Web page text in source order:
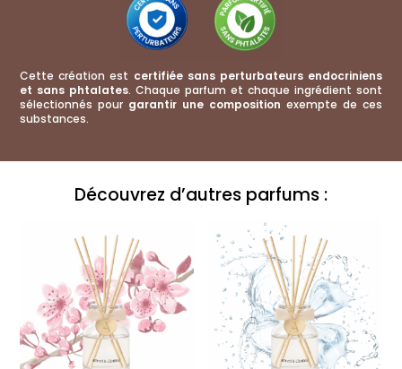
Cette création est certifiée sans perturbateurs endocriniens
et sans phtalates. Chaque parfum et chaque ingrédient sont
sélectionnés pour garantir une composition exempte de ces
substances.
Ce qu'ils en pensent :
Diffuseur de parfum d'ambiance Cerise noire
Excellent parfum j'adore l'odeur de cerise noir, on se croit vraiment en été.
Fri May 09 2025 05:25:02 GMT+0000 (Coordinated Universal Time)
Découvrez d’autres parfums :